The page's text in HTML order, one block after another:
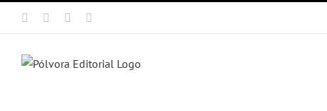
Facebook Instagram